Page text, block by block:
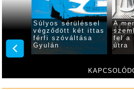
óra
Súlyos sérüléssel
végződött két ittas
férfi szóváltása
Gyulán
A
fel a
útra